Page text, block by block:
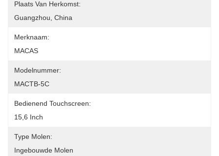
Plaats Van Herkomst:
Guangzhou, China
Merknaam:
MACAS
Modelnummer:
MACTB-5C
Bedienend Touchscreen:
15,6 Inch
Type Molen:
Ingebouwde Molen